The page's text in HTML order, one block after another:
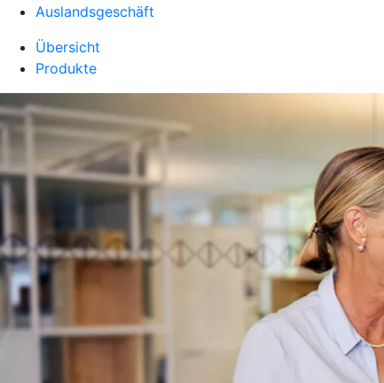
Auslandsgeschäft
Übersicht
Produkte